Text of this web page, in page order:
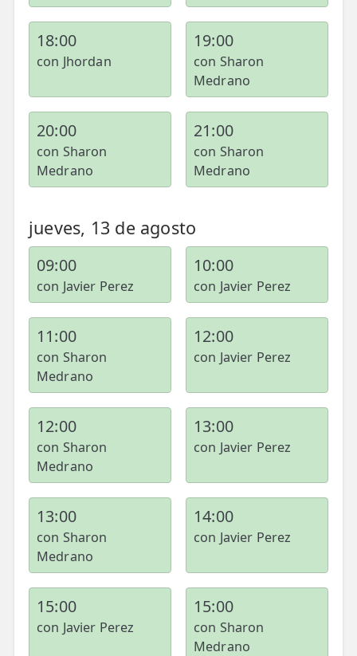
18:00
con Jhordan
19:00
con Sharon
Medrano
20:00
con Sharon
Medrano
21:00
con Sharon
Medrano
jueves, 13 de agosto
09:00
con Javier Perez
10:00
con Javier Perez
11:00
con Sharon
Medrano
12:00
con Javier Perez
12:00
con Sharon
Medrano
13:00
con Javier Perez
13:00
con Sharon
Medrano
14:00
con Javier Perez
15:00
con Javier Perez
15:00
con Sharon
Medrano